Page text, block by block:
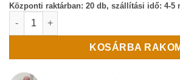
Központi raktárban: 20 db, szállítási idő: 4-5
Igeldo lámpa ventilátorral mennyiség
KOSÁRBA